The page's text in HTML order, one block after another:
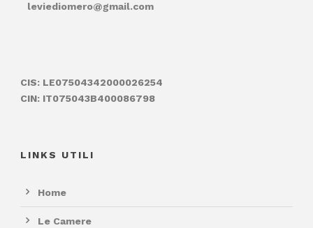
leviediomero@gmail.com
CIS: LE07504342000026254
CIN: IT075043B400086798
LINKS UTILI
Home
Le Camere